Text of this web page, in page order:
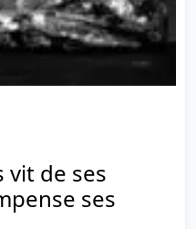
vit de ses
ses